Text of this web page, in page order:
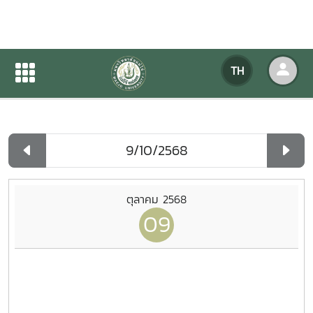
TH
ปฏิทินกิจกรรมของหน่วยงาน
ปฏิทินกิจกรรมของหน่วยงาน
ตุลาคม 2568
09